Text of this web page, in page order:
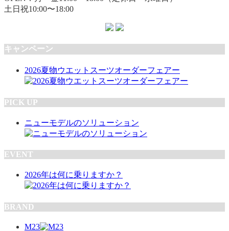
土日祝10:00〜18:00
キャンペーン
2026夏物ウエットスーツオーダーフェアー
PICK UP
ニューモデルのソリューション
EVENT
2026年は何に乗りますか？
BRAND
M23